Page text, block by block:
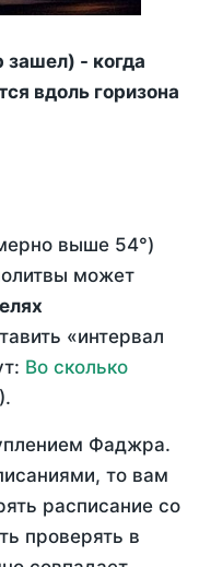
зашел) - когда
вдоль горизона
выше 54°)
может
«интервал
Во сколько
).
Фаджра.
то вам
расписание со
проверять в